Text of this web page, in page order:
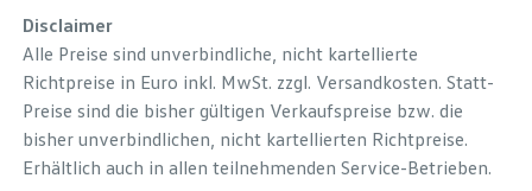
Disclaimer
Alle Preise sind unverbindliche, nicht kartellierte
Richtpreise in Euro inkl. MwSt. zzgl. Versandkosten. Statt-
Preise sind die bisher gültigen Verkaufspreise bzw. die
bisher unverbindlichen, nicht kartellierten Richtpreise.
Erhältlich auch in allen teilnehmenden Service-Betrieben.